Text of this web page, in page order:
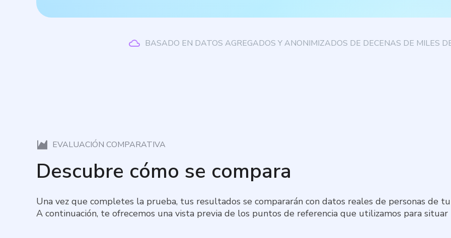
BASADO EN DATOS AGREGADOS Y ANONIMIZADOS DE DECENAS DE MILES
EVALUACIÓN COMPARATIVA
Descubre cómo se compara
Una vez que completes la prueba, tus resultados se compararán con datos reales de personas de tu
A continuación, te ofrecemos una vista previa de los puntos de referencia que utilizamos para